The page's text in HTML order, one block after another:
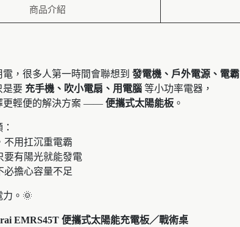
商品介紹
，很多人第一時間會聯想到 發電機、戶外電源、電霸
是要 充手機、吹小電扇、用電腦 等小功率電器，
更輕便的解決方案 —— 便攜式太陽能板 。
不用扛沉重電霸
要有陽光就能發電
必擔心容量不足
力。🌞
EMRS45T 便攜式太陽能充電板／戰術桌